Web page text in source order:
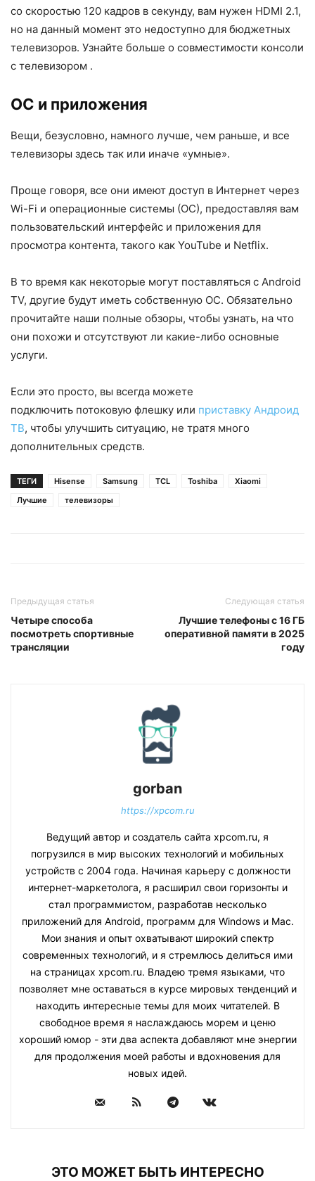
со скоростью 120 кадров в секунду, вам нужен HDMI 2.1,
но на данный момент это недоступно для бюджетных
телевизоров. Узнайте больше о совместимости консоли
с телевизором .
ОС и приложения
Вещи, безусловно, намного лучше, чем раньше, и все
телевизоры здесь так или иначе «умные».
Проще говоря, все они имеют доступ в Интернет через
Wi-Fi и операционные системы (ОС), предоставляя вам
пользовательский интерфейс и приложения для
просмотра контента, такого как YouTube и Netflix.
В то время как некоторые могут поставляться с Android
TV, другие будут иметь собственную ОС. Обязательно
прочитайте наши полные обзоры, чтобы узнать, на что
они похожи и отсутствуют ли какие-либо основные
услуги.
Если это просто, вы всегда можете
подключить потоковую флешку или приставку Андроид
ТВ, чтобы улучшить ситуацию, не тратя много
дополнительных средств.
ТЕГИ Hisense Samsung TCL Toshiba
Xiaomi
Лучшие
телевизоры
Предыдущая статья
Четыре способа
посмотреть спортивные
трансляции
Следующая статья
Лучшие телефоны с 16 ГБ
оперативной памяти в 2025
году
gorban
https://xpcom.ru
Ведущий автор и создатель сайта xpcom.ru, я
погрузился в мир высоких технологий и мобильных
устройств с 2004 года. Начиная карьеру с должности
интернет-маркетолога, я расширил свои горизонты и
стал программистом, разработав несколько
приложений для Android, программ для Windows и Mac.
Мои знания и опыт охватывают широкий спектр
современных технологий, и я стремлюсь делиться ими
на страницах xpcom.ru. Владею тремя языками, что
позволяет мне оставаться в курсе мировых тенденций и
находить интересные темы для моих читателей. В
свободное время я наслаждаюсь морем и ценю
хороший юмор - эти два аспекта добавляют мне энергии
для продолжения моей работы и вдохновения для
новых идей.
ЭТО МОЖЕТ БЫТЬ ИНТЕРЕСНО